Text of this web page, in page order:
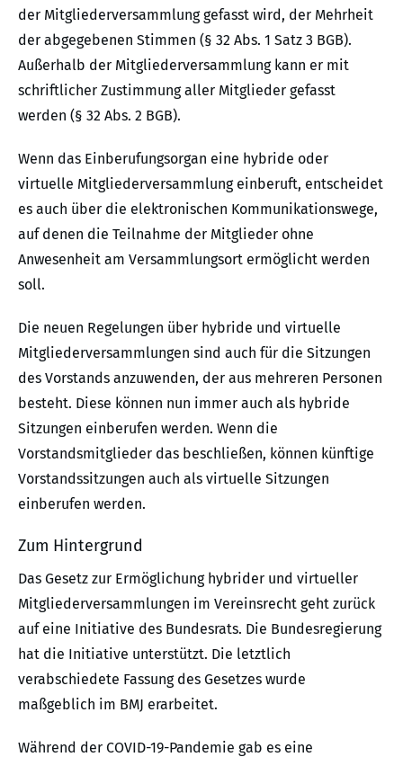
der Mitgliederversammlung gefasst wird, der Mehrheit
der abgegebenen Stimmen (§ 32 Abs. 1 Satz 3 BGB).
Außerhalb der Mitgliederversammlung kann er mit
schriftlicher Zustimmung aller Mitglieder gefasst
werden (§ 32 Abs. 2 BGB).
Wenn das Einberufungsorgan eine hybride oder
virtuelle Mitgliederversammlung einberuft, entscheidet
es auch über die elektronischen Kommunikationswege,
auf denen die Teilnahme der Mitglieder ohne
Anwesenheit am Versammlungsort ermöglicht werden
soll.
Die neuen Regelungen über hybride und virtuelle
Mitgliederversammlungen sind auch für die Sitzungen
des Vorstands anzuwenden, der aus mehreren Personen
besteht. Diese können nun immer auch als hybride
Sitzungen einberufen werden. Wenn die
Vorstandsmitglieder das beschließen, können künftige
Vorstandssitzungen auch als virtuelle Sitzungen
einberufen werden.
Zum Hintergrund
Das Gesetz zur Ermöglichung hybrider und virtueller
Mitgliederversammlungen im Vereinsrecht geht zurück
auf eine Initiative des Bundesrats. Die Bundesregierung
hat die Initiative unterstützt. Die letztlich
verabschiedete Fassung des Gesetzes wurde
maßgeblich im BMJ erarbeitet.
Während der COVID-19-Pandemie gab es eine